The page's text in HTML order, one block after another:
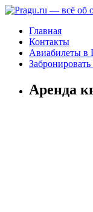
Главная
Контакты
Авиабилеты в
Аренда